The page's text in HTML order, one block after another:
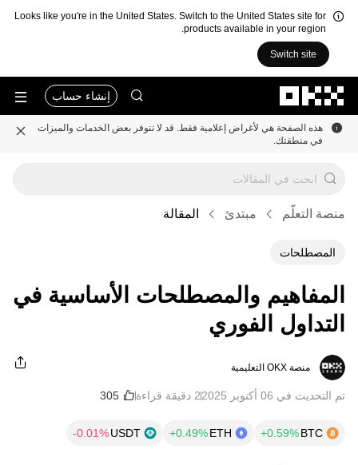
Looks like you're in the United States. Switch to the United States site for
products available in your region.
Switch site
إنشاء حساب
هذه الصفحة هي لأغراض إعلامية فقط. قد لا تتوفر بعض الخدمات والميزات
في منطقتك.
منصة التعلُّم مبتدئ المقالة
المصطلحات
المفاهيم والمصطلحات الأساسية في
التداول الفوري
منصة OKX التعليمية
تم التحديث في ‏06 أكتوبر 2025 2 دقيقة قراءة
BTC
ETH
USDT